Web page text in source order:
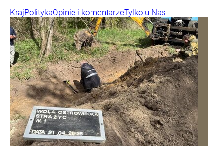
KrajPolitykaOpinie i komentarzeTylko u Nas